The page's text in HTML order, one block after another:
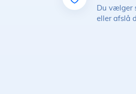
Du vælger
eller afslå